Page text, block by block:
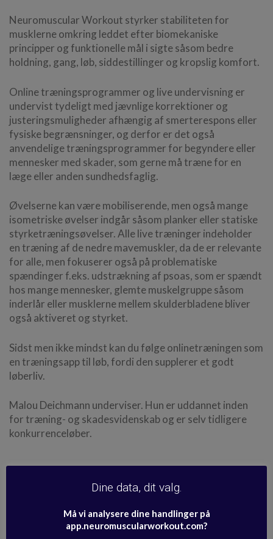
Neuromuscular Workout styrker stabiliteten for
musklerne omkring leddet efter biomekaniske
principper og funktionelle mål i sigte såsom bedre
holdning, gang, løb, siddestillinger og kropslig komfort.
Online træningsprogrammer og live undervisning er
undervist tydeligt med jævnlige korrektioner og
justeringsmuligheder afhængig af smerterespons eller
fysiske begrænsninger, og derfor er det også
anvendelige træningsprogrammer for begyndere eller
mennesker med skader, som gerne må træne for en
læge eller anden sundhedsfaglig.
Øvelserne kan være mobiliserende, men også mange
isometriske øvelser indgår såsom planker eller statiske
styrketræningsøvelser. Alle live træninger indeholder
en træning af de nedre mavemuskler, da de er relevante
for alle, men fokuserer også på problematiske
spændinger f.eks. udstrækning af psoas, som er spændt
hos mange mennesker, glemte muskelgruppe såsom
inderlår eller musklerne mellem skulderbladene bliver
også aktiveret og styrket.
Sidst men ikke mindst kan du følge onlinetræningen som
en træningsapp til løb, fordi den supplerer et godt
løberliv.
Malou Deichmann underviser. Hun er uddannet inden
for træning- og skadesvidenskab og er selv tidligere
konkurrenceløber.
sundhedsinformation >
Dine data, dit valg.
Må vi analysere dine handlinger på
app.neuromuscularworkout.com?